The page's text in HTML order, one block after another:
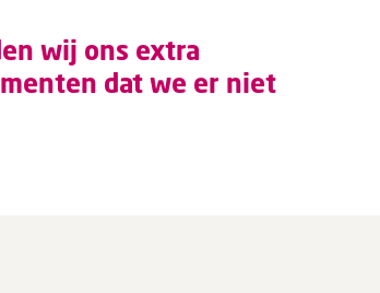
wij ons extra
dat we er niet